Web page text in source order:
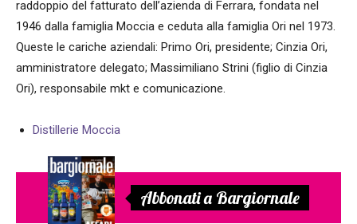
raddoppio del fatturato dell’azienda di Ferrara, fondata nel
1946 dalla famiglia Moccia e ceduta alla famiglia Ori nel 1973.
Queste le cariche aziendali: Primo Ori, presidente; Cinzia Ori,
amministratore delegato; Massimiliano Strini (figlio di Cinzia
Ori), responsabile mkt e comunicazione.
Distillerie Moccia
Abbonati a Bargiornale